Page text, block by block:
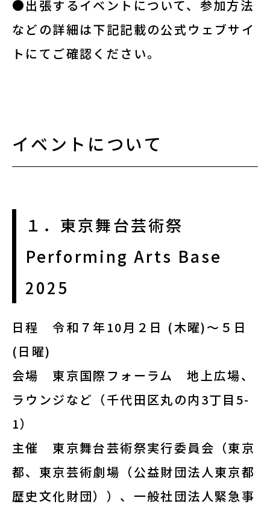
●出張するイベントについて、参加方法
などの詳細は下記記載の公式ウェブサイ
トにてご確認ください。
イベントについて
１．東京舞台芸術祭
Performing Arts Base
2025
日程令和７年10月２日 (木曜)～５日
(日曜)
会場 東京国際フォーラム 地上広場、
ラウンジなど（千代田区丸の内3丁目5-
1）
主催 東京舞台芸術祭実行委員会（東京
都、東京芸術劇場（公益財団法人東京都
歴史文化財団））、一般社団法人緊急事